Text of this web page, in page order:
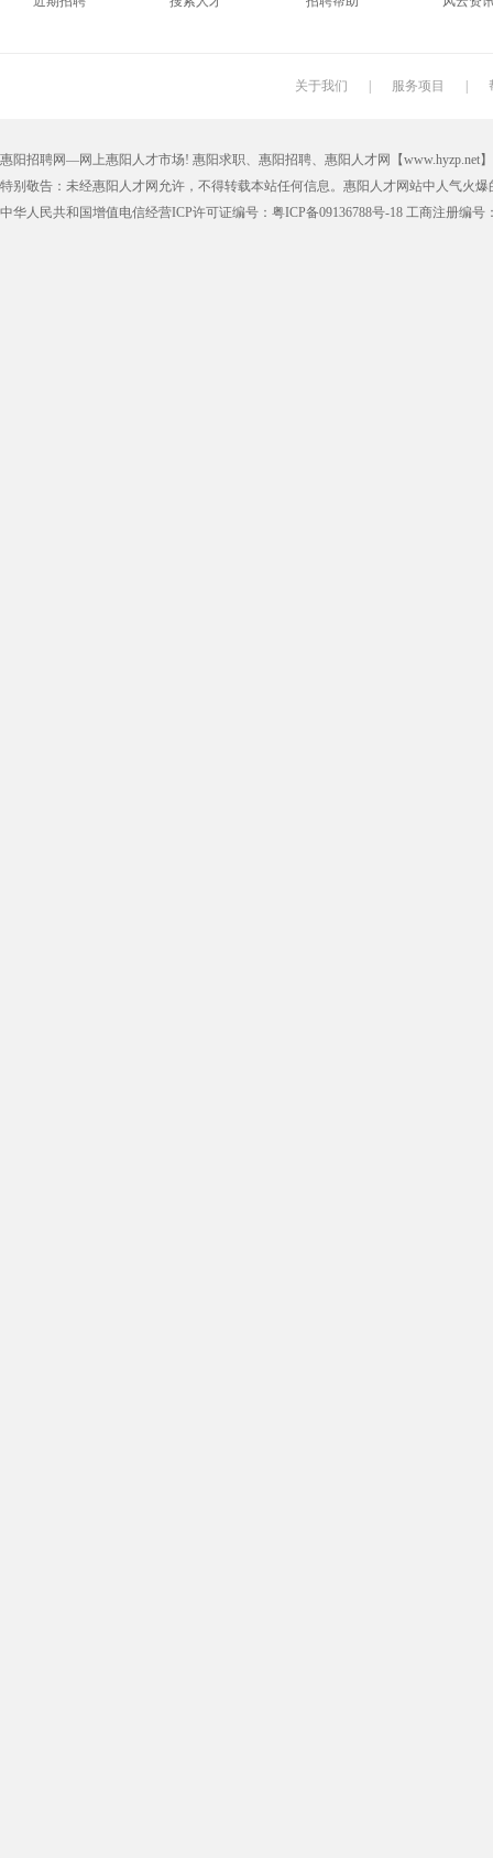
关于我们 服务项目
惠阳招聘网—网上惠阳人才市场! 惠阳求职、惠阳招聘、惠阳人才网【www.hyzp.net
特别敬告：未经惠阳人才网允许，不得转载本站任何信息。惠阳人才网站中人气火
中华人民共和国增值电信经营ICP许可证编号：粤ICP备09136788号-18 工商注册编号